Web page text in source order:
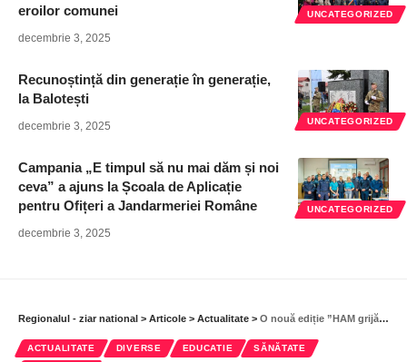
UNCATEGORIZED
eroilor comunei
decembrie 3, 2025
UNCATEGORIZED
Recunoștință din generație în generație,
la Balotești
decembrie 3, 2025
UNCATEGORIZED
Campania „E timpul să nu mai dăm și noi
ceva” a ajuns la Școala de Aplicație
pentru Ofițeri a Jandarmeriei Române
decembrie 3, 2025
Regionalul - ziar national > Articole > Actualitate > O nouă ediție ”HAM grijă de tine!”
ACTUALITATE DIVERSE EDUCATIE SĂNĂTATE